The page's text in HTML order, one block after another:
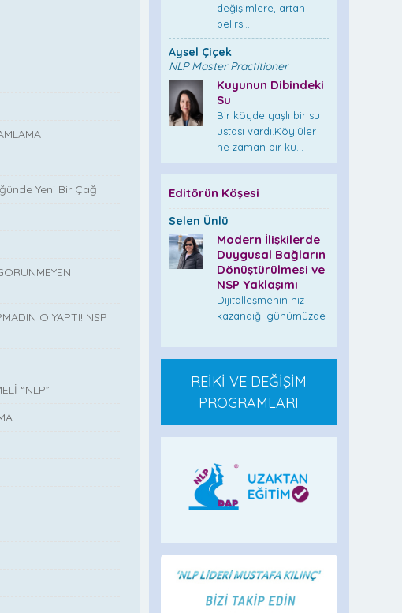
Yeni Bir Çağ
O YAPTI! NSP
“NLP”
değişimlere, artan
belirs...
Aysel Çiçek
NLP Master Practitioner
Kuyunun Dibindeki
Su
Bir köyde yaşlı bir su
ustası vardı.Köylüler
ne zaman bir ku...
Editörün Köşesi
Selen Ünlü
Modern İlişkilerde
Duygusal Bağların
Dönüştürülmesi ve
NSP Yaklaşımı
Dijitalleşmenin hız
kazandığı günümüzde
...
REİKİ VE DEĞİŞİM
PROGRAMLARI